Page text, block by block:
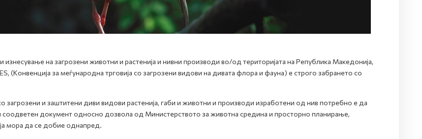
изнесување на загрозени животни и растенија и нивни производи во/од територијата на Република Mакедонија,
(Конвенција за меѓународна трговија со загрозени видови на дивата флора и фауна) е строго забрането со
загрозени и заштитени диви видови растенија, габи и животни и производи изработени од нив потребно е да
документ односно дозвола од Mинистерството за животна средина и просторно планирање,
мора да се добие однапред.